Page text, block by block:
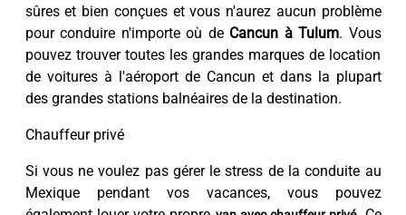
sûres et bien conçues et vous n'aurez aucun problème
pour conduire n'importe où de Cancun à Tulum. Vous
pouvez trouver toutes les grandes marques de location
de voitures à l'aéroport de Cancun et dans la plupart
des grandes stations balnéaires de la destination.
Chauffeur privé
Si vous ne voulez pas gérer le stress de la conduite au
Mexique pendant vos vacances, vous pouvez